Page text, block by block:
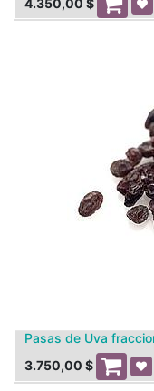
Pasas de Uva
3.750,00 $